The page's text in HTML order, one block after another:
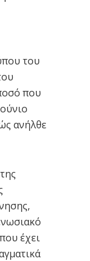
του
που
ανήλθε
έχει